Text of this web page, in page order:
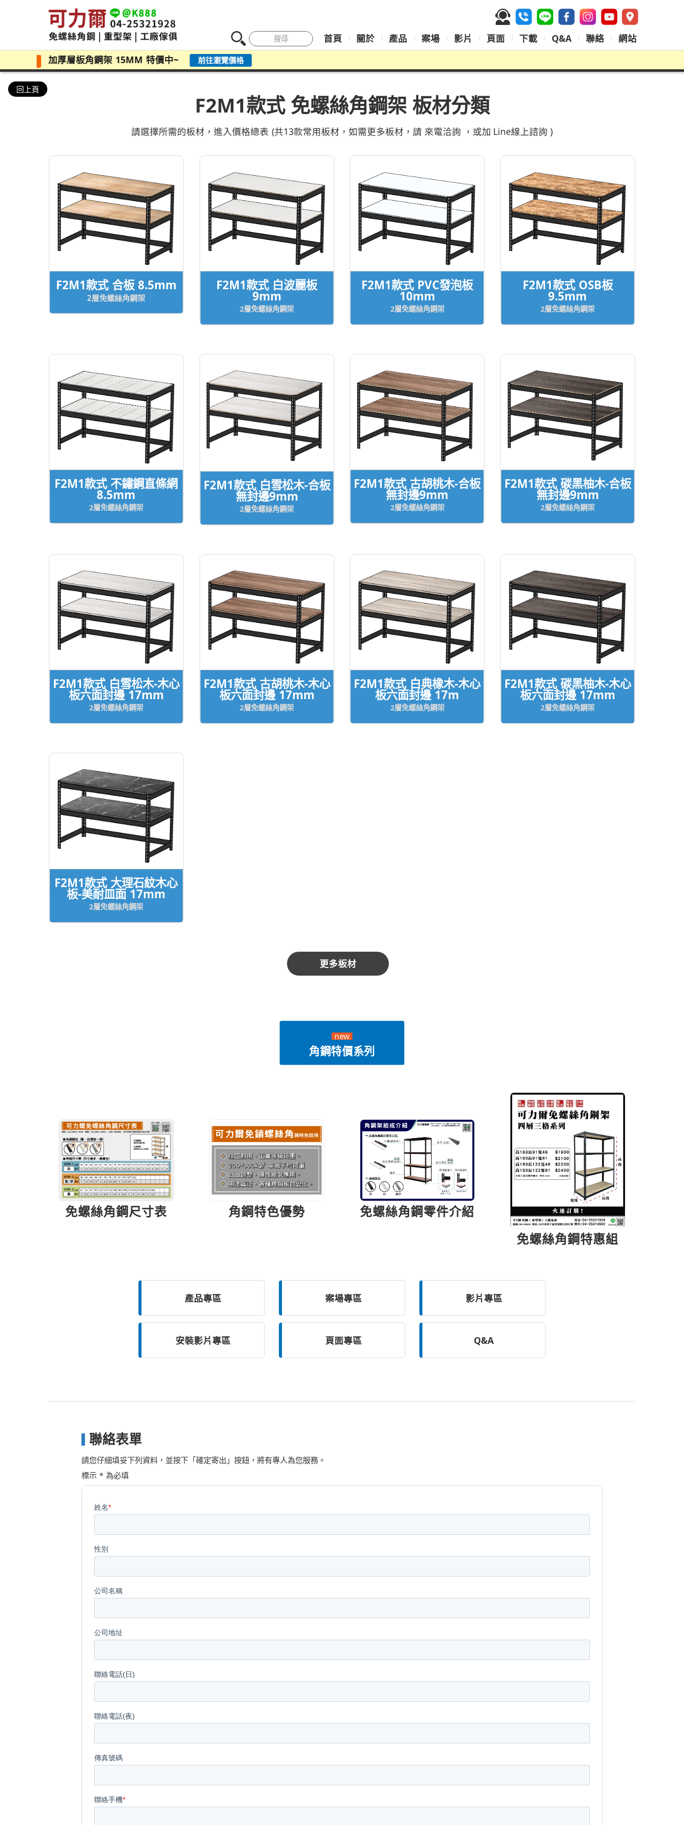
搜尋 首頁 關於 產品 案場 影片 頁面 下載 Q&A 聯絡 網站
加厚層板角鋼架 15MM 特價中~ 前往瀏覽價格
F2M1款式 免螺絲角鋼架 板材分類
請選擇所需的板材，進入價格總表 (共13款常用板材，如需更多板材，請 來電洽詢 ，或加 Line線上諮詢 )
回上頁
F2M1款式 合板 8.5mm
2層免螺絲角鋼架
F2M1款式 白波麗板
9mm
2層免螺絲角鋼架
F2M1款式 PVC發泡板
10mm
2層免螺絲角鋼架
F2M1款式 OSB板
9.5mm
2層免螺絲角鋼架
F2M1款式 不鏽鋼直條網
8.5mm
2層免螺絲角鋼架
F2M1款式 白雪松木-合板
無封邊9mm
2層免螺絲角鋼架
F2M1款式 古胡桃木-合板
無封邊9mm
2層免螺絲角鋼架
F2M1款式 碳黑柚木-合板
無封邊9mm
2層免螺絲角鋼架
F2M1款式 白雪松木-木心
板六面封邊 17mm
2層免螺絲角鋼架
F2M1款式 古胡桃木-木心
板六面封邊 17mm
2層免螺絲角鋼架
F2M1款式 白典橡木-木心
板六面封邊 17m
2層免螺絲角鋼架
F2M1款式 碳黑柚木-木心
板六面封邊 17mm
2層免螺絲角鋼架
F2M1款式 大理石紋木心
板-美耐皿面 17mm
2層免螺絲角鋼架
更多板材
new
角鋼特價系列
免螺絲角鋼尺寸表 角鋼特色優勢
免螺絲角鋼零件介紹
免螺絲角鋼特惠組
產品專區 案場專區 影片專區
安裝影片專區 頁面專區 Q&A
聯絡表單
請您仔細填妥下列資料，並按下「確定寄出」按鈕，將有專人為您服務。
標示 * 為必填